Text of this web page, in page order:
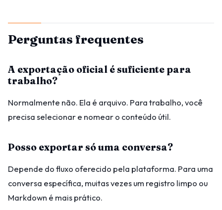
Perguntas frequentes
A exportação oficial é suficiente para
trabalho?
Normalmente não. Ela é arquivo. Para trabalho, você
precisa selecionar e nomear o conteúdo útil.
Posso exportar só uma conversa?
Depende do fluxo oferecido pela plataforma. Para uma
conversa específica, muitas vezes um registro limpo ou
Markdown é mais prático.